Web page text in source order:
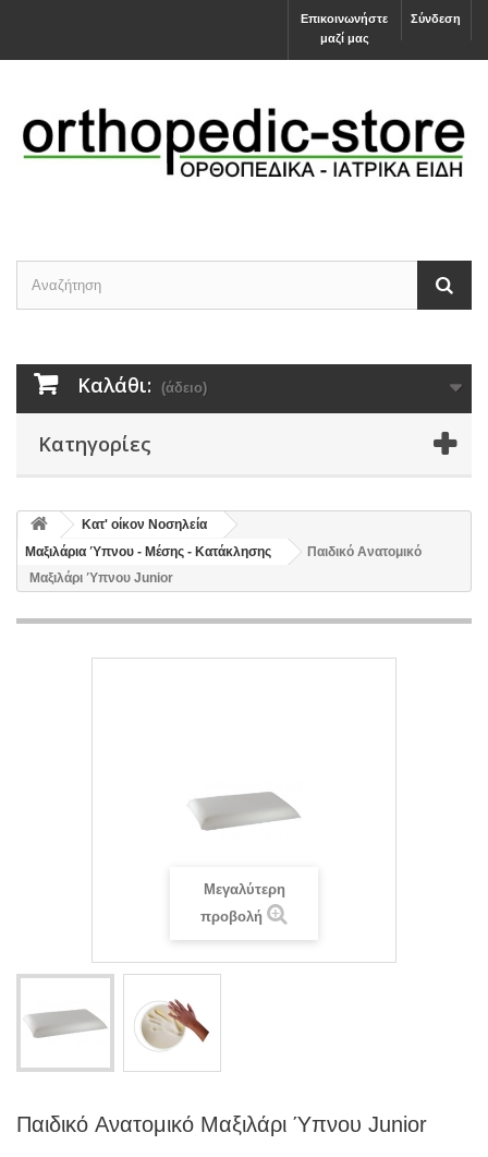
Σύνδεση
Επικοινωνήστε
μαζί μας
Καλάθι: (άδειο)
Κατηγορίες
Κατ' οίκον Νοσηλεία
Μαξιλάρια Ύπνου - Μέσης - Κατάκλησης
Παιδικό Aνατομικό
Μαξιλάρι Ύπνου Junior
Μεγαλύτερη
προβολή
Παιδικό Aνατομικό Μαξιλάρι Ύπνου Junior